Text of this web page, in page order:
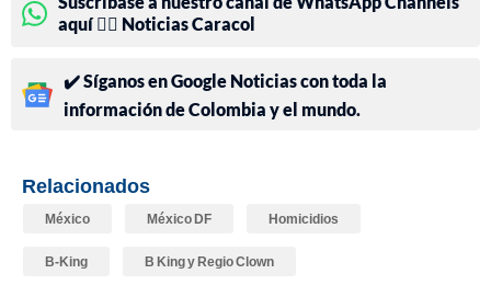
aquí 👉🏻 Noticias Caracol
✔️ Síganos en Google Noticias con toda la
información de Colombia y el mundo.
Relacionados
México México DF Homicidios
B-King B King y Regio Clown